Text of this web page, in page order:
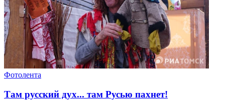
Фотолента
Там русский дух... там Русью пахнет!